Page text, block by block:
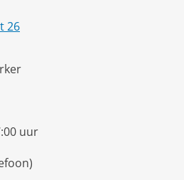
26
uur